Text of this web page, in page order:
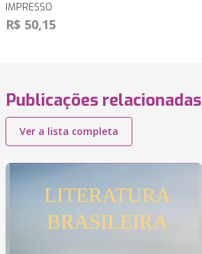
IMPRESSO
R$ 50,15
Publicações relacionadas
Ver a lista completa